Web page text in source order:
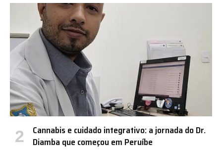
Cannabis e cuidado integrativo: a jornada do Dr.
Diamba que começou em Peruíbe